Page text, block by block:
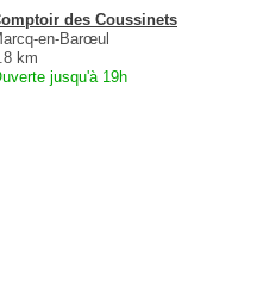
des Coussinets
en-Barœul
km
jusqu'à 19h